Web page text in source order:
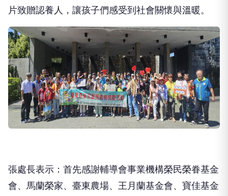
片致贈認養人，讓孩子們感受到社會關懷與溫暖。
張處長表示：首先感謝輔導會事業機構榮民榮眷基金
會、馬蘭榮家、臺東農場、王月蘭基金會、寶佳基金